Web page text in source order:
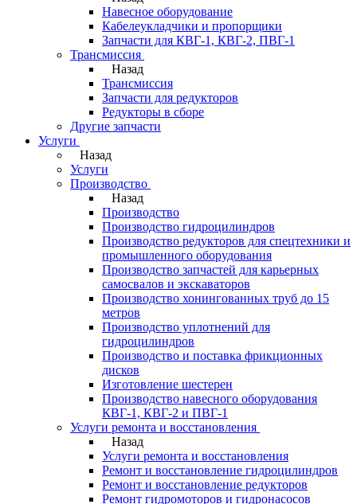
Навесное оборудование
Кабелеукладчики и пропорщики
Запчасти для КВГ-1, КВГ-2, ПВГ-1
Трансмиссия
Назад
Трансмиссия
Запчасти для редукторов
Редукторы в сборе
Другие запчасти
Услуги
Назад
Услуги
Производство
Назад
Производство
Производство гидроцилиндров
Производство редукторов для спецтехники и
промышленного оборудования
Производство запчастей для карьерных
самосвалов и экскаваторов
Производство хонингованных труб до 15
метров
Производство уплотнений для
гидроцилиндров
Производство и поставка фрикционных
дисков
Изготовление шестерен
Производство навесного оборудования
КВГ-1, КВГ-2 и ПВГ-1
Услуги ремонта и восстановления
Назад
Услуги ремонта и восстановления
Ремонт и восстановление гидроцилиндров
Ремонт и восстановление редукторов
Ремонт гидромоторов и гидронасосов